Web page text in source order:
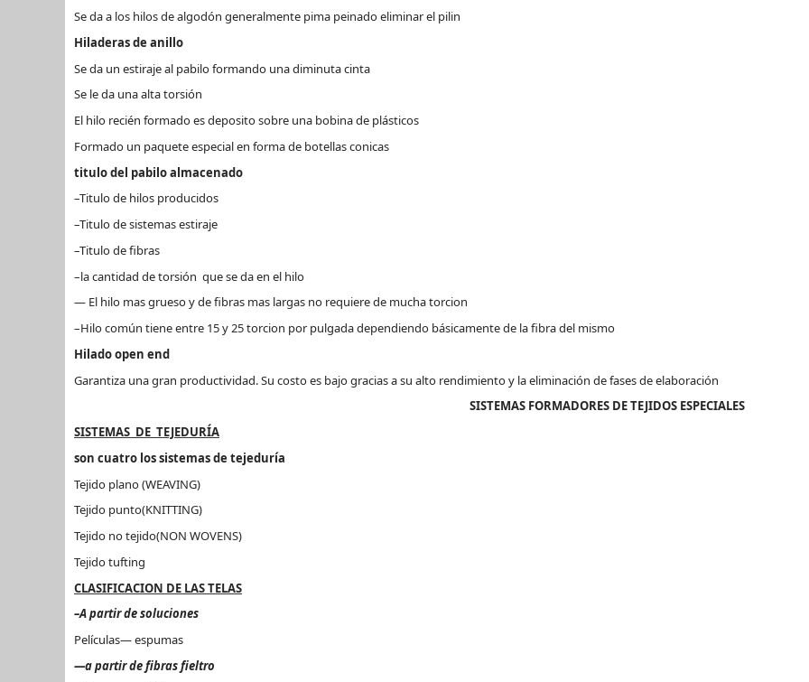
Se da a los hilos de algodón generalmente pima peinado eliminar el pilin
Hiladeras de anillo
Se da un estiraje al pabilo formando una diminuta cinta
Se le da una alta torsión
El hilo recién formado es deposito sobre una bobina de plásticos
Formado un paquete especial en forma de botellas conicas
titulo del pabilo almacenado
–Titulo de hilos producidos
–Titulo de sistemas estiraje
–Titulo de fibras
–la cantidad de torsión que se da en el hilo
— El hilo mas grueso y de fibras mas largas no requiere de mucha torcion
–Hilo común tiene entre 15 y 25 torcion por pulgada dependiendo básicamente de la fibra del mismo
Hilado open end
Garantiza una gran productividad. Su costo es bajo gracias a su alto rendimiento y la eliminación de fases de elaboración
SISTEMAS FORMADORES DE TEJIDOS ESPECIALES
SISTEMAS DE TEJEDURÍA
son cuatro los sistemas de tejeduría
Tejido plano (WEAVING)
Tejido punto(KNITTING)
Tejido no tejido(NON WOVENS)
Tejido tufting
CLASIFICACION DE LAS TELAS
–A partir de soluciones
Películas— espumas
—a partir de fibras fieltro